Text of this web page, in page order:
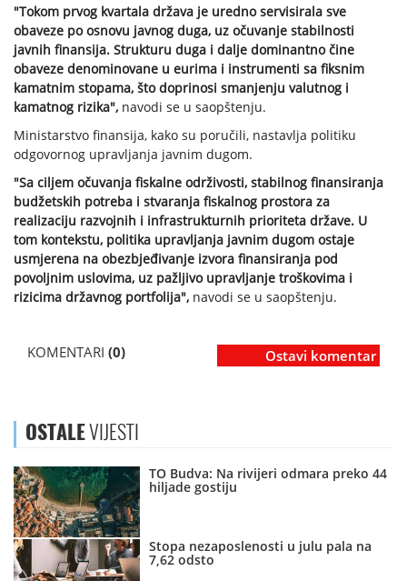
"Tokom prvog kvartala država je uredno servisirala sve
obaveze po osnovu javnog duga, uz očuvanje stabilnosti
javnih finansija. Strukturu duga i dalje dominantno čine
obaveze denominovane u eurima i instrumenti sa fiksnim
kamatnim stopama, što doprinosi smanjenju valutnog i
kamatnog rizika", navodi se u saopštenju.
Ministarstvo finansija, kako su poručili, nastavlja politiku
odgovornog upravljanja javnim dugom.
"Sa ciljem očuvanja fiskalne održivosti, stabilnog finansiranja
budžetskih potreba i stvaranja fiskalnog prostora za
realizaciju razvojnih i infrastrukturnih prioriteta države. U
tom kontekstu, politika upravljanja javnim dugom ostaje
usmjerena na obezbjeđivanje izvora finansiranja pod
povoljnim uslovima, uz pažljivo upravljanje troškovima i
rizicima državnog portfolija", navodi se u saopštenju.
KOMENTARI (0) Ostavi komentar
OSTALEVIJESTI
TO Budva: Na rivijeri odmara preko 44
hiljade gostiju
Stopa nezaposlenosti u julu pala na
7,62 odsto